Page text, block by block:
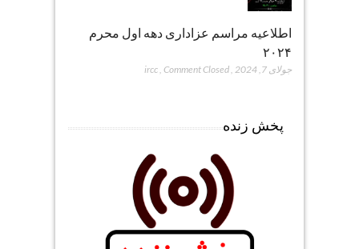
اطلاعیه مراسم عزاداری دهه اول محرم
۲۰۲۴
جولای 7, 2024 ,
ircc, Comment Closed
پخش زنده